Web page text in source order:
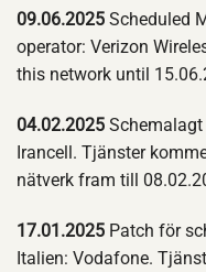
09.06.2025 Scheduled
operator: Verizon
this network until
04.02.2025
Irancell. Tjänster
nätverk fram till
17.01.2025 Patch för
Italien: Vodafone.